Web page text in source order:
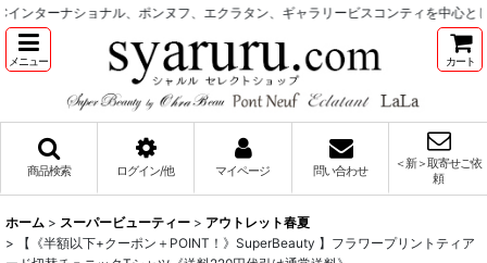
ターナショナル、ポンヌフ、エクラタン、ギャラリービスコンティを中心とし
メニュー カート
商品検索 ログイン/他 マイページ 問い合わせ
＜新＞取寄せご依
頼
ホーム > スーパービューティー > アウトレット春夏
>
【《半額以下+クーポン＋POINT！》SuperBeauty 】フラワープリントティア